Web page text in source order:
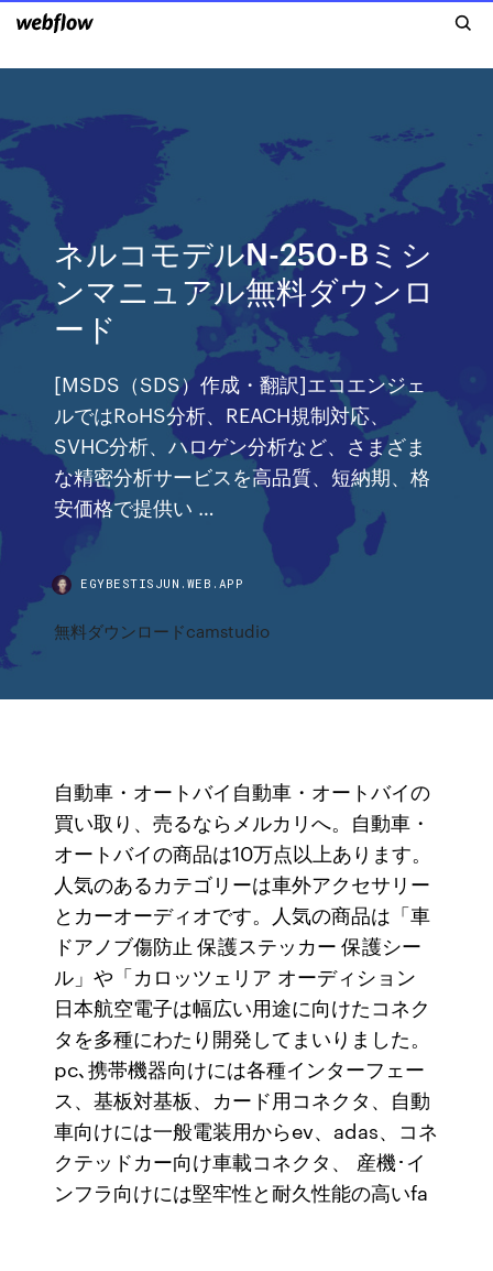
ネルコモデルN-250-Bミシ
ンマニュアル無料ダウンロ
ード
[MSDS（SDS）作成・翻訳]エコエンジェ
ルではRoHS分析、REACH規制対応、
SVHC分析、ハロゲン分析など、さまざま
な精密分析サービスを高品質、短納期、格
安価格で提供い …
EGYBESTISJUN.WEB.APP
無料ダウンロードcamstudio
自動車・オートバイ自動車・オートバイの
買い取り、売るならメルカリへ。自動車・
オートバイの商品は10万点以上あります。
人気のあるカテゴリーは車外アクセサリー
とカーオーディオです。人気の商品は「車
ドアノブ傷防止 保護ステッカー 保護シー
ル」や「カロッツェリア オーディション
日本航空電子は幅広い用途に向けたコネク
タを多種にわたり開発してまいりました。
pc､携帯機器向けには各種インターフェー
ス、基板対基板、カード用コネクタ、自動
車向けには一般電装用からev、adas、コネ
クテッドカー向け車載コネクタ、 産機･イ
ンフラ向けには堅牢性と耐久性能の高いfa